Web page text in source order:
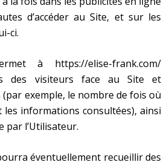
d’accéder au Site, et sur les
ci.
à https://elise-frank.com/
des visiteurs face au Site et
(par exemple, le nombre de fois où
informations consultées), ainsi
par l’Utilisateur.
éventuellement recueillir des